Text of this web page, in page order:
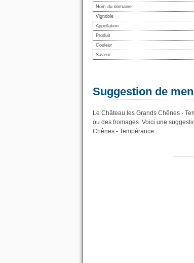
Nom du domaine
Vignoble
Appellation
Produit
Couleur
Saveur
Suggestion de
Le Château les Grands Chênes -
ou des fromages. Voici une
Chênes - Tempérance :